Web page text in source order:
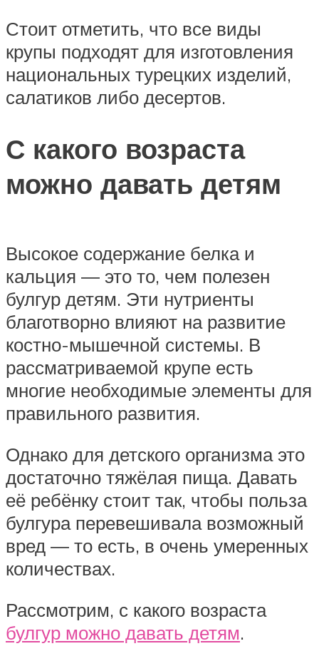
Стоит отметить, что все виды
крупы подходят для изготовления
национальных турецких изделий,
салатиков либо десертов.
С какого возраста
можно давать детям
Высокое содержание белка и
кальция ― это то, чем полезен
булгур детям. Эти нутриенты
благотворно влияют на развитие
костно-мышечной системы. В
рассматриваемой крупе есть
многие необходимые элементы для
правильного развития.
Однако для детского организма это
достаточно тяжёлая пища. Давать
её ребёнку стоит так, чтобы польза
булгура перевешивала возможный
вред ― то есть, в очень умеренных
количествах.
Рассмотрим, с какого возраста
булгур можно давать детям.